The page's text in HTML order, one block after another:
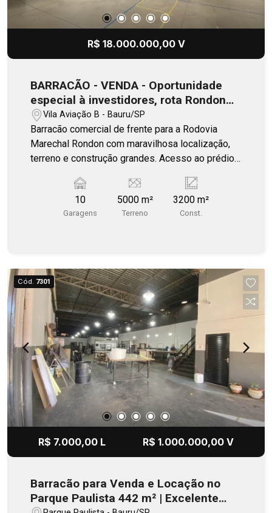
R$ 18.000.000,00 V
BARRACÃO - VENDA - Oportunidade
especial à investidores, rota Rondon
/Bauru
Vila Aviação B - Bauru/SP
Barracão comercial de frente para a Rodovia
Marechal Rondon com maravilhosa localização,
terreno e construção grandes. Acesso ao prédio
Avenida Marginal à Rodovia Marechal Rondon,
uma lateral e outra ao fundo no mesmo nível do
barracão principal. 2 plataformas para carga e
interna ao piso principal 2 suítes de apoio
Estacionamento privativo na frente do imóvel,
com 870 m² 20 vagas de garagem livres 3.200
m² de área construída, sendo 2.400 m² a área
principal livre com pé direito de 9 metros de
altura, entrada para caminhão carreta, base para
carregar e descarregar.
10
Garagens
5000 m²
Terreno
3200 m²
Const.
Cód. 7301
R$ 7.000,00 L R$ 1.000.000,00 V
Barracão para Venda e Locação no
Parque Paulista 442 m² | Excelente